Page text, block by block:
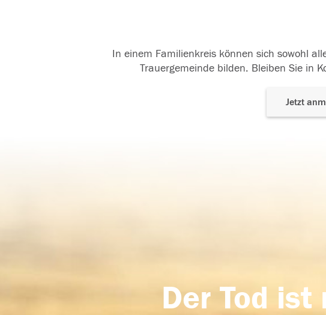
In einem Familienkreis können sich sowohl
Trauergemeinde bilden. Bleiben Sie in
Jetzt
Der Tod